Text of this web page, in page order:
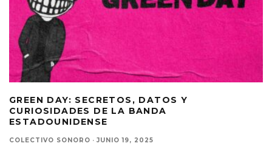
GREEN DAY: SECRETOS, DATOS Y
CURIOSIDADES DE LA BANDA
ESTADOUNIDENSE
COLECTIVO SONORO · JUNIO 19, 2025